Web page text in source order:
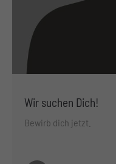
Wir suchen Dich!
Bewirb dich jetzt.